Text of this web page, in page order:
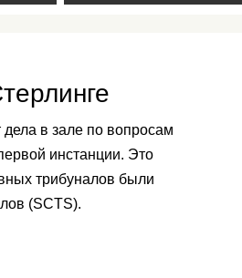
в зале по вопросам
инстанции. Это
трибуналов были
(SCTS).